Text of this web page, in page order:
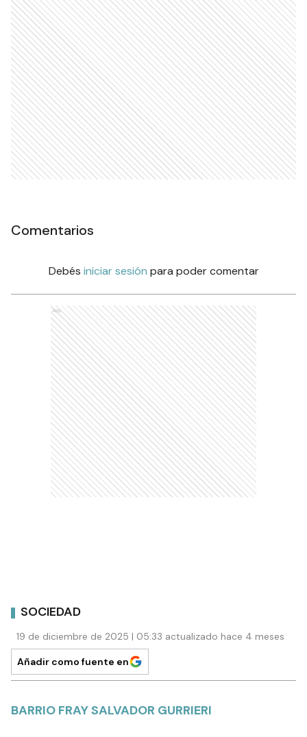
Comentarios
Debés iniciar sesión para poder comentar
Ads
SOCIEDAD
19 de diciembre de 2025 | 05:33 actualizado hace 4 meses
Añadir como fuente en
BARRIO FRAY SALVADOR GURRIERI